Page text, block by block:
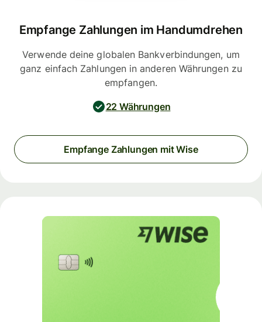
Empfange Zahlungen im Handumdrehen
Verwende deine globalen Bankverbindungen, um
ganz einfach Zahlungen in anderen Währungen zu
empfangen.
22 Währungen
Empfange Zahlungen mit Wise